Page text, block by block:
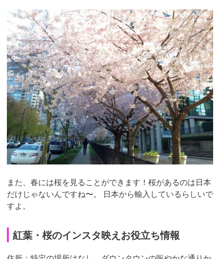
また、春には桜を見ることができます！桜があるのは日本
だけじゃないんですね〜。 日本から輸入しているらしいで
すよ。
紅葉・桜のインスタ映えお役立ち情報